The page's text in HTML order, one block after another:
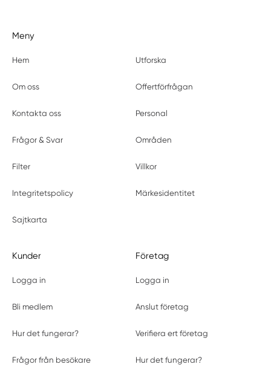
Meny
Hem Utforska
Om oss Offertförfrågan
Kontakta oss Personal
Frågor & Svar Områden
Filter Villkor
Integritetspolicy Märkesidentitet
Sajtkarta
Kunder
Logga in
Bli medlem
Hur det fungerar?
Frågor från besökare
Företag
Logga in
Anslut företag
Verifiera ert företag
Hur det fungerar?